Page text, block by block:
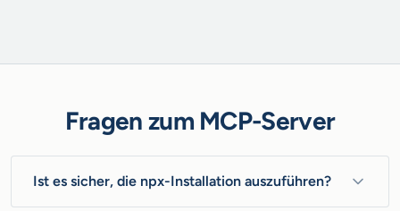
Fragen zum MCP-Server
Ist es sicher, die npx-Installation auszuführen?